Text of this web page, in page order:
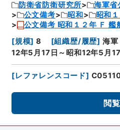
防衛省防衛研究所 海軍省
公文備考
昭和
昭和
公文備考 昭和１２年 Ｆ 艦
[規模] 8 [組織歴/履歴] 海軍
12年5月17日～昭和12年5月
[レファレンスコード]
閲覧